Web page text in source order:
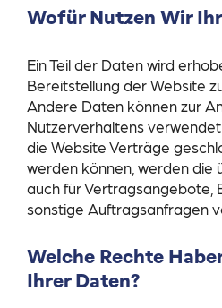
Wofür Nutzen Wir
Ein Teil der Daten wird
Bereitstellung der Website
Andere Daten können zur
Nutzerverhaltens
die Website Verträge
werden können, werden
auch für Vertragsangebote,
sonstige Auftragsanfragen
Welche Rechte
Ihrer Daten?